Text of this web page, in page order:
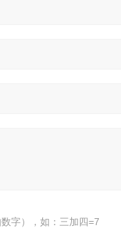
字），如：三加四=7